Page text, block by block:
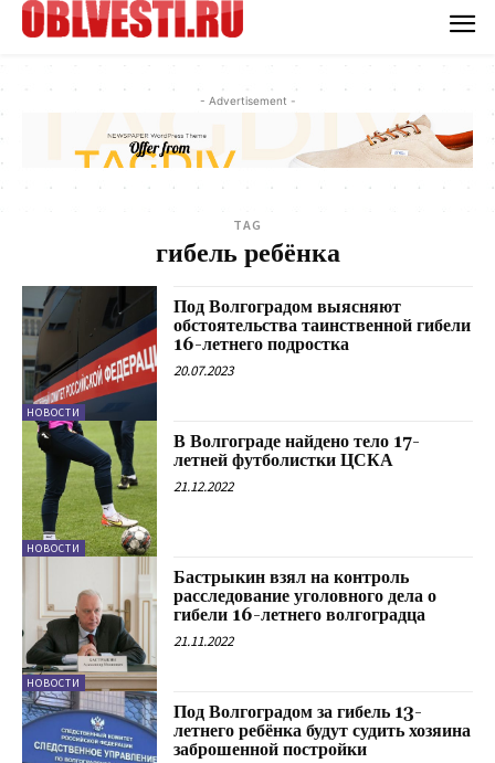
- Advertisement -
TAG
гибель ребёнка
НОВОСТИ
Под Волгоградом выясняют
обстоятельства таинственной гибели
16-летнего подростка
20.07.2023
НОВОСТИ
В Волгограде найдено тело 17-
летней футболистки ЦСКА
21.12.2022
НОВОСТИ
Бастрыкин взял на контроль
расследование уголовного дела о
гибели 16-летнего волгоградца
21.11.2022
Под Волгоградом за гибель 13-
летнего ребёнка будут судить хозяина
заброшенной постройки